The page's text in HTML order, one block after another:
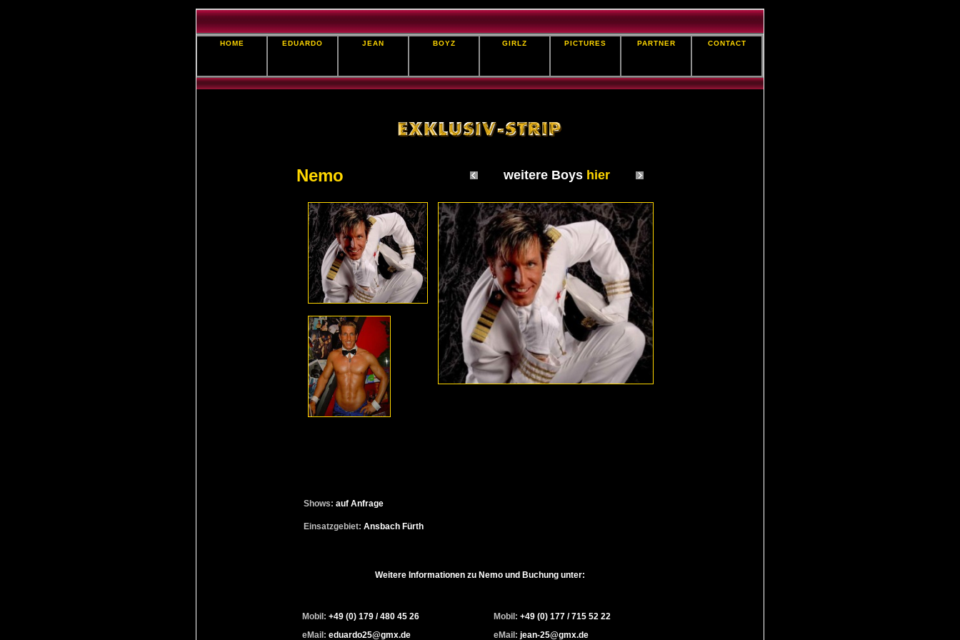
HOME EDUARDO JEAN BOYZ GIRLZ PICTURES PARTNER CONTACT
Nemo weitere Boys hier
Shows: auf Anfrage
Einsatzgebiet: Ansbach Fürth
Weitere Informationen zu Nemo und Buchung unter:
Mobil: +49 (0) 179 / 480 45 26 Mobil: +49 (0) 177 / 715 52 22
eMail: eduardo25@gmx.de eMail: jean-25@gmx.de